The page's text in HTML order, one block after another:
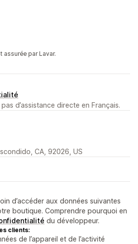
assurée par Lavar.
d’assistance directe en Français.
CA, 92026, US
d’accéder aux données suivantes
boutique. Comprendre pourquoi en
du développeur.
clients:
de l’appareil et de l’activité